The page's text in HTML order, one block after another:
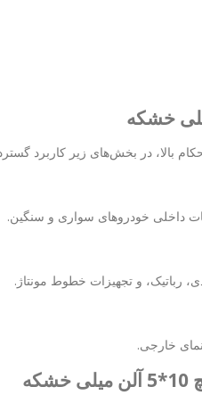
بالا، در بخش‌های زیر کاربرد
رباتیک، و تجهیزات خطوط مونتاژ.
خارجی.